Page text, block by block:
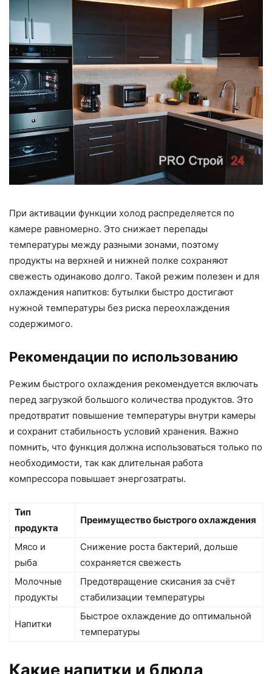
При активации функции холод распределяется по
камере равномерно. Это снижает перепады
температуры между разными зонами, поэтому
продукты на верхней и нижней полке сохраняют
свежесть одинаково долго. Такой режим полезен и для
охлаждения напитков: бутылки быстро достигают
нужной температуры без риска переохлаждения
содержимого.
Рекомендации по использованию
Режим быстрого охлаждения рекомендуется включать
перед загрузкой большого количества продуктов. Это
предотвратит повышение температуры внутри камеры
и сохранит стабильность условий хранения. Важно
помнить, что функция должна использоваться только по
необходимости, так как длительная работа
компрессора повышает энергозатраты.
Тип
продукта
Преимущество быстрого охлаждения
Мясо и
рыба
Снижение роста бактерий, дольше
сохраняется свежесть
Молочные
продукты
Предотвращение скисания за счёт
стабилизации температуры
Напитки
Быстрое охлаждение до оптимальной
температуры